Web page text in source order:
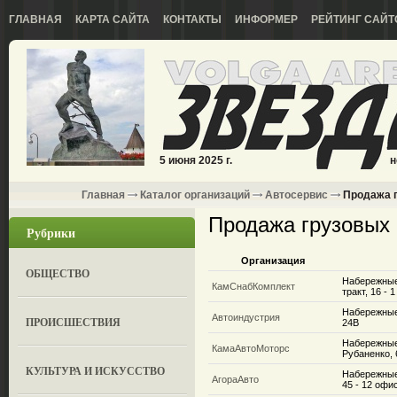
ГЛАВНАЯ КАРТА САЙТА КОНТАКТЫ ИНФОРМЕР РЕЙТИНГ
5 июня 2025 г.
Главная Каталог организаций Автосервис Продажа
Рубрики
ОБЩЕСТВО
ПРОИСШЕСТВИЯ
КУЛЬТУРА И ИСКУССТВО
Продажа
Организация
КамСнабКомплект
тракт, 16 -
Автоиндустрия
24В
КамаАвтоМоторс
АгораАвто
45 - 12